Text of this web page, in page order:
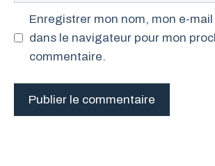
Enregistrer mon nom, mon e-
dans le navigateur pour mon
commentaire.